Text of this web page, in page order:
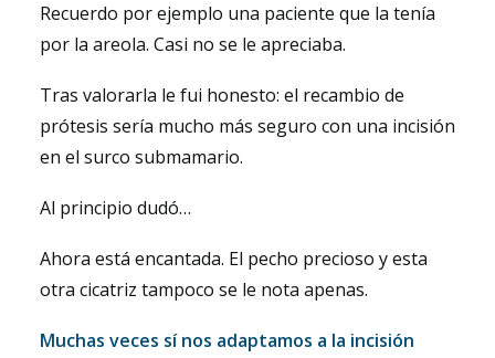
Recuerdo por ejemplo una paciente que la tenía
por la areola. Casi no se le apreciaba.
Tras valorarla le fui honesto: el recambio de
prótesis sería mucho más seguro con una incisión
en el surco submamario.
Al principio dudó…
Ahora está encantada. El pecho precioso y esta
otra cicatriz tampoco se le nota apenas.
Muchas veces sí nos adaptamos a la incisión